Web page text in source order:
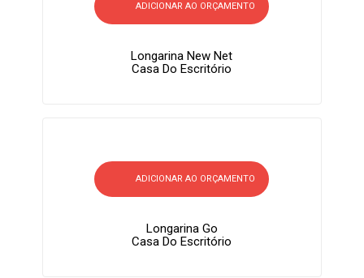
ADICIONAR AO ORÇAMENTO
Longarina New Net
Casa Do Escritório
ADICIONAR AO ORÇAMENTO
Longarina Go
Casa Do Escritório